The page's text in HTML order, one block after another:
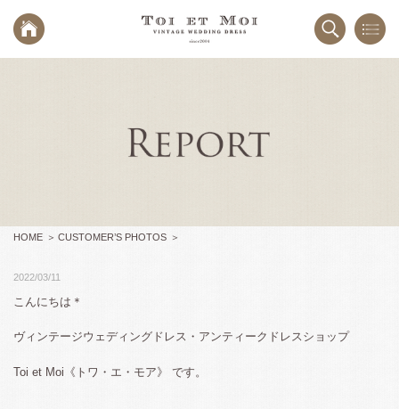
HOME CUSTOMER’S PHOTOS
2022/03/11
こんにちは＊
ヴィンテージウェディングドレス・アンティークドレスショップ
Toi et Moi《トワ・エ・モア》 です。